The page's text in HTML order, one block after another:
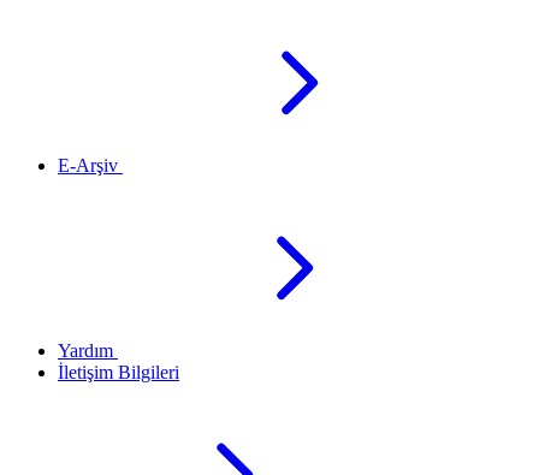
E-Arşiv
Yardım
İletişim Bilgileri